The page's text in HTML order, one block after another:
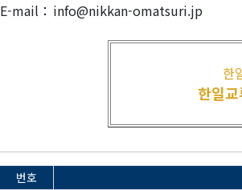
E-mail： info@nikkan-omatsuri.jp
한
한일
번호